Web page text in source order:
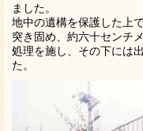
ました。
地中の遺構を保護した上
突き固め、約六十センチ
処理を施し、その下には
た。